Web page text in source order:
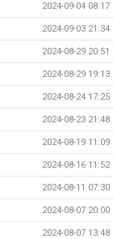
2024-09-04 08:17
2024-09-03 21:34
2024-08-29 20:51
2024-08-29 19:13
2024-08-24 17:25
2024-08-23 21:48
2024-08-19 11:09
2024-08-16 11:52
2024-08-11 07:30
2024-08-07 20:00
2024-08-07 13:48